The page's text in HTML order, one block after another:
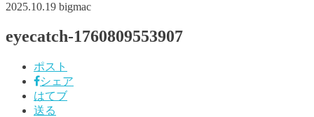
2025.10.19 bigmac
eyecatch-1760809553907
ポスト
シェア
はてブ
送る